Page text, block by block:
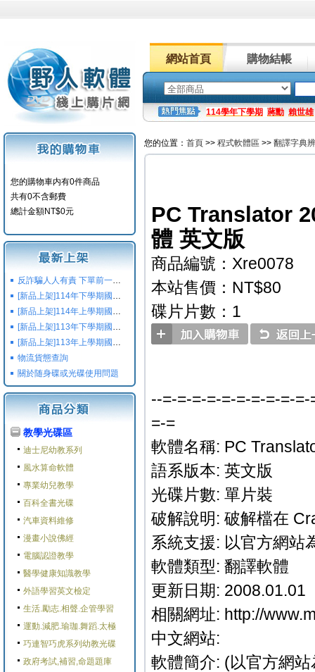
網站首頁 購物結帳
114學年下學期 蔣勳 賴世雄
您的購物車内有0件商品
共有0不含郵費
總計金額NT$0元
反詐騙人人有責 下單前一定要注意
[新品上架]114年下學期國小國中高中命題光碟,校用卷,習作
[新品上架]114年上學期國小國中高中命題光碟,校用卷,習作
[新品上架]113年下學期國小國中高中命題光碟,校用卷,習作
[新品上架]113年上學期國小國中高中命題光碟,校用卷,習作
物流貨態查詢
關於随身碟或光碟使用問題
教學光碟區
迪士尼幼教系列
風水算命軟體
專業幼兒教學
百科全書光碟
汽車資料維修
漫畫小說佛經
電腦認證教學
醫學健康知識教學
外語學習英文檢定
生活.勵志.相聲.企管學習
運動.減肥.瑜珈.舞蹈.太極
巧連智巧虎系列幼教光碟
政府考試,補習,命題題庫
您的位置： 首頁 >> 程式軟體區 >> 翻譯字典
PC Translator
體 英文版
商品編號：Xre0078
本站售價：NT$80
碟片片數：1
--=-=-=-=-=-=-=-=-=-
=-=
軟體名稱: PC
語系版本: 英文版
光碟片數: 單片裝
破解說明: 破解檔在
系統支援: 以官方網站
軟體類型: 翻譯軟體
更新日期: 2008.01.01
相關網址: http://
中文網站:
軟體簡介: (以官方網站